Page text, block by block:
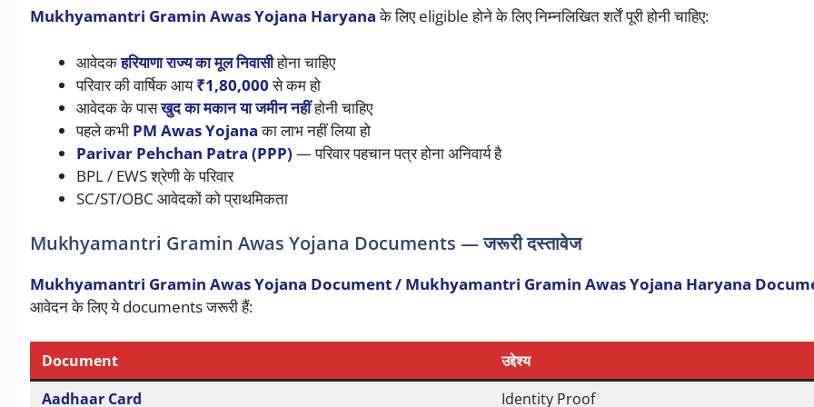
Mukhyamantri Gramin Awas Yojana Haryanaके लिए eligible होने के लिए निम्नलिखित शर्तें पूरी होनी चाहिए:
आवेदकहरियाणा राज्य का मूल निवासीहोना चाहिए
परिवार की वार्षिक आय₹1,80,000से कम हो
आवेदक के पासखुद का मकान या जमीन नहींहोनी चाहिए
पहले कभी PM Awas Yojanaका लाभ नहीं लिया हो
Parivar Pehchan Patra (PPP) — परिवार पहचान पत्र होना अनिवार्य है
BPL / EWS श्रेणी के परिवार
SC/ST/OBC आवेदकों को प्राथमिकता
Mukhyamantri Gramin Awas Yojana Documents — जरूरी दस्तावेज
Mukhyamantri Gramin Awas Yojana Document / Mukhyamantri Gramin Awas Yojana Haryana
आवेदन के लिए ये documents जरूरी हैं:
Document
उद्देश्य
Aadhaar Card
Identity Proof